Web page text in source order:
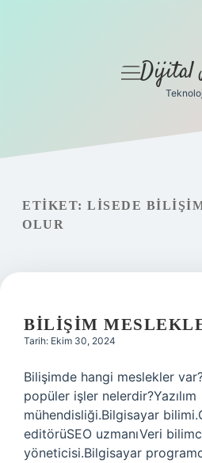
Gizlilik Politikası
Hakkımızda
menüyü
Dijital
ETIKET: LISEDE
OLUR
BILIŞIM
Tarih: Ekim 30, 2024
Bilişimde hangi meslekler
popüler işler nelerdir?Yazılım
mühendisliği.Bilgisayar
editörüSEO uzmanıVeri
yöneticisi.Bilgisayar